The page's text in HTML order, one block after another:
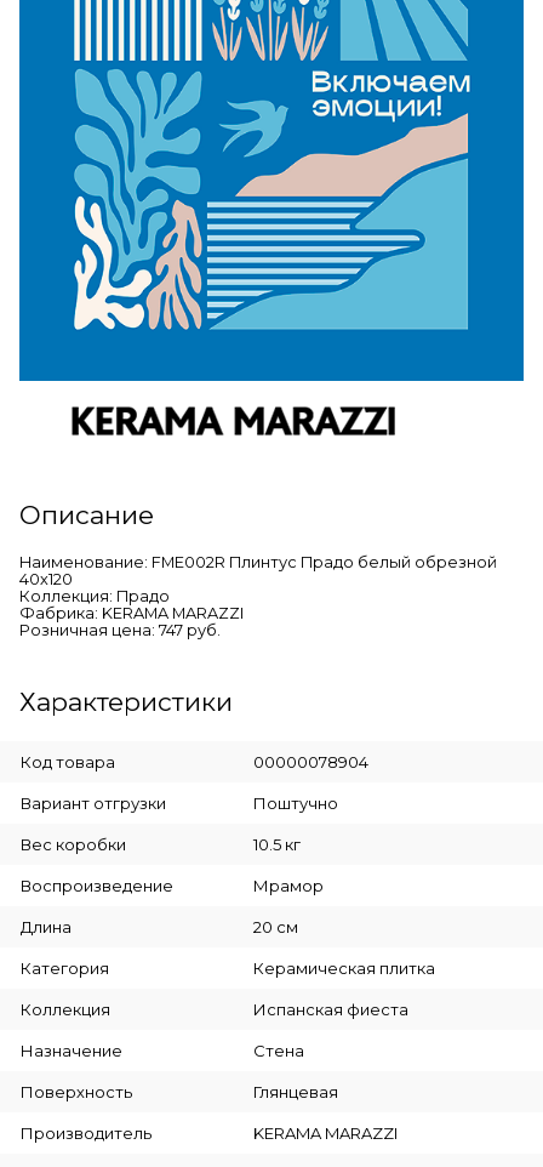
Описание
Наименование: FME002R Плинтус Прадо белый обрезной
40х120
Коллекция: Прадо
Фабрика: KERAMA MARAZZI
Розничная цена: 747 руб.
Характеристики
Код товара 00000078904
Вариант отгрузки Поштучно
Вес коробки 10.5 кг
Воспроизведение Мрамор
Длина 20 см
Категория Керамическая плитка
Коллекция Испанская фиеста
Назначение Стена
Поверхность Глянцевая
Производитель KERAMA MARAZZI